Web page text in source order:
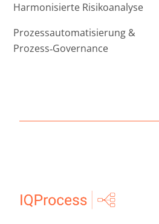
Harmonisierte Risikoanalyse
Prozessautomatisierung &
Prozess‑Governance